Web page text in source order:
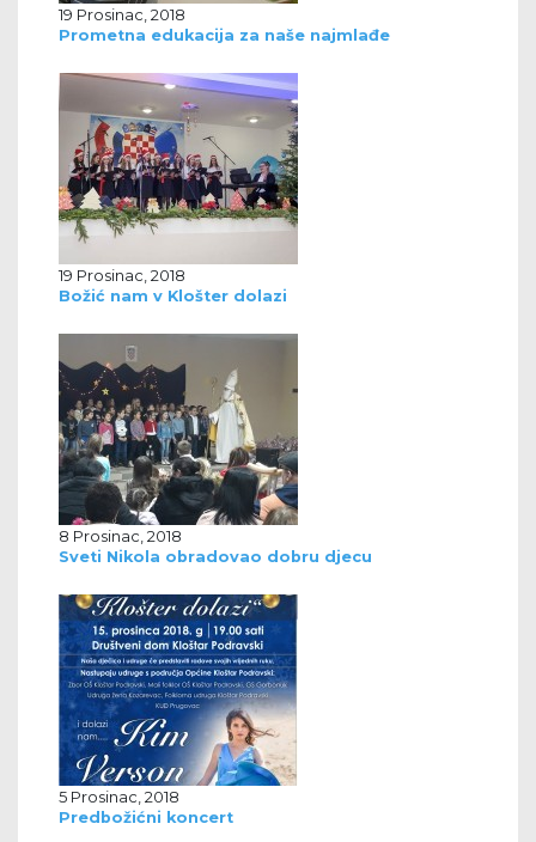
19 Prosinac, 2018
Prometna edukacija za naše najmlađe
19 Prosinac, 2018
Božić nam v Klošter dolazi
8 Prosinac, 2018
Sveti Nikola obradovao dobru djecu
5 Prosinac, 2018
Predbožićni koncert